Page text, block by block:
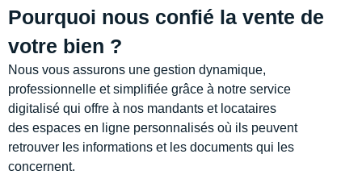
Pourquoi nous confié la vente de
votre bien ?
Nous vous assurons une gestion dynamique,
professionnelle et simplifiée grâce à notre service
digitalisé qui offre à nos mandants et locataires
des espaces en ligne personnalisés où ils peuvent
retrouver les informations et les documents qui les
concernent.